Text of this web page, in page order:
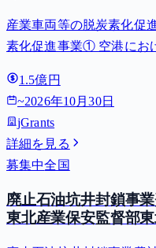
費等補助金）
産業車両等の脱炭素化促
素化促進事業① 空港にお
1.5億円
~2026年10月30日
jGrants
詳細を見る
募集中全国
廃止石油坑井封鎖事
東北産業保安監督部東